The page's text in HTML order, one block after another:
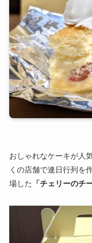
おしゃれなケーキが人
くの店舗で連日行列を
場した
「チェリーのチ